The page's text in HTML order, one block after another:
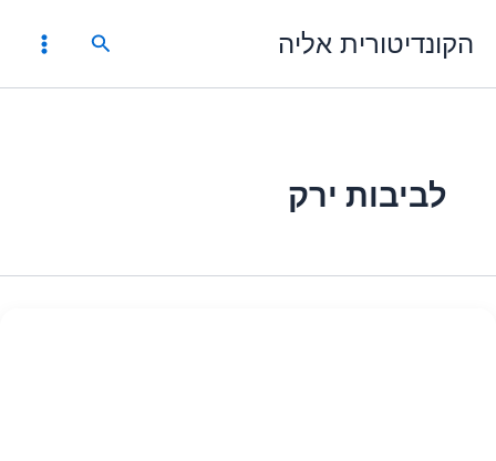
לתוכןהקונדיטורית אליה חיפוש
לביבות ירק